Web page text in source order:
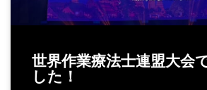
世界作業療法士連盟大会
した！